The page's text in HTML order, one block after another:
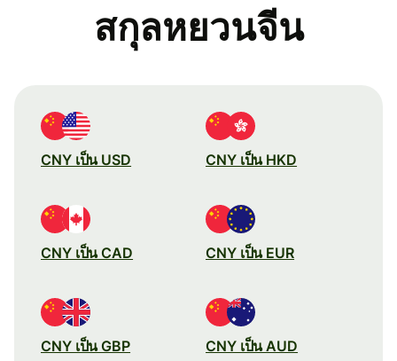
สกุลหยวนจีน
CNY เป็น USD CNY เป็น HKD
CNY เป็น CAD CNY เป็น EUR
CNY เป็น GBP CNY เป็น AUD